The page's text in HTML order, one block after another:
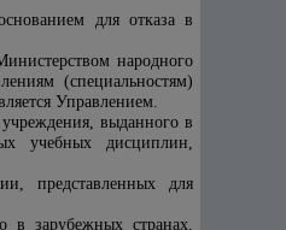
для отказа в
народного
(специальностям)
Управлением.
учреждения, выданного в
учебных дисциплин,
представленных для
в зарубежных странах,